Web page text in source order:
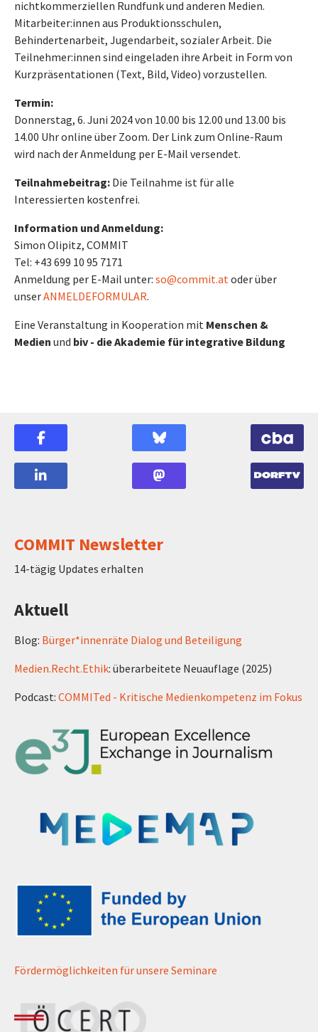
nichtkommerziellen Rundfunk und anderen Medien.
Mitarbeiter:innen aus Produktionsschulen,
Behindertenarbeit, Jugendarbeit, sozialer Arbeit. Die
Teilnehmer:innen sind eingeladen ihre Arbeit in Form von
Kurzpräsentationen (Text, Bild, Video) vorzustellen.
Termin:
Donnerstag, 6. Juni 2024 von 10.00 bis 12.00 und 13.00 bis
14.00 Uhr online über Zoom. Der Link zum Online-Raum
wird nach der Anmeldung per E-Mail versendet.
Teilnahmebeitrag: Die Teilnahme ist für alle
Interessierten kostenfrei.
Information und Anmeldung:
Simon Olipitz, COMMIT
Tel: +43 699 10 95 7171
Anmeldung per E-Mail unter: so@commit.atoder über
unserANMELDEFORMULAR.
Eine Veranstaltung in Kooperation mit Menschen &
Medien und biv - die Akademie für integrative Bildung
COMMIT Newsletter
14-tägig Updates erhalten
Aktuell
Blog: Bürger*innenräte Dialog und Beteiligung
Medien.Recht.Ethik: überarbeitete Neuauflage (2025)
Podcast: COMMITed - Kritische Medienkompetenz im Fokus
Fördermöglichkeiten für unsere Seminare